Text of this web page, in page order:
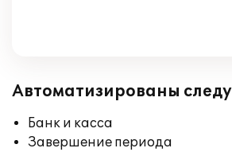
Автоматизированы
Банк и касса
Завершение периода